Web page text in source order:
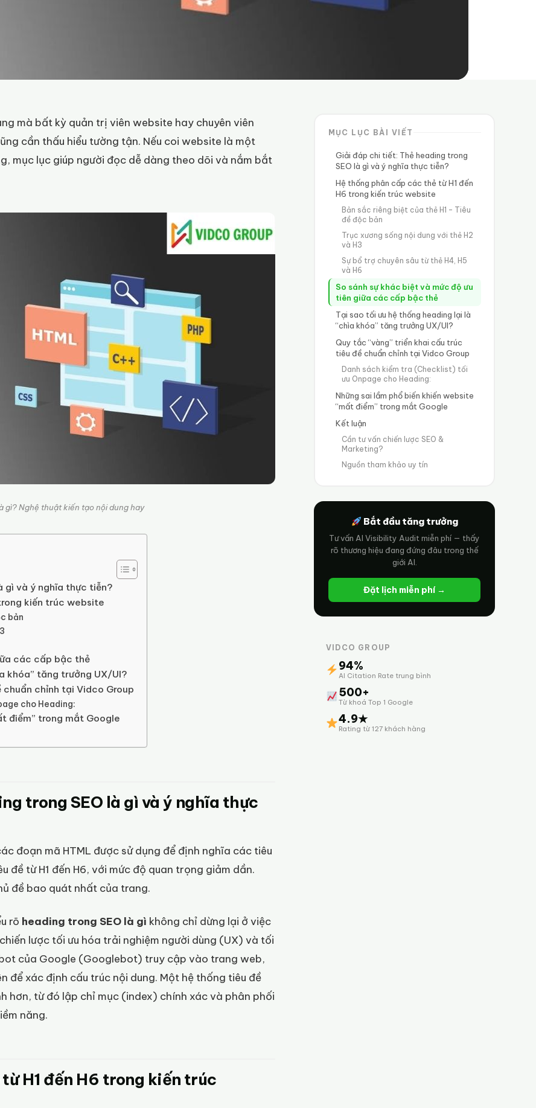
mà bất kỳ quản trị viên website hay chuyên viên
cần thấu hiểu tường tận. Nếu coi website là một
mục lục giúp người đọc dễ dàng theo dõi và nắm bắt
gì? Nghệ thuật kiến tạo nội dung hay
gì và ý nghĩa thực tiễn?
kiến trúc website
bản
các cấp bậc thẻ
khóa” tăng trưởng UX/UI?
chỉnh tại Vidco Group
cho Heading:
điểm” trong mắt Google
trong SEO là gì và ý nghĩa thực
đoạn mã HTML được sử dụng để định nghĩa các tiêu
đề từ H1 đến H6, với mức độ quan trọng giảm dần.
đề bao quát nhất của trang.
rõ heading trong SEO là gì không chỉ dừng lại ở việc
lược tối ưu hóa trải nghiệm người dùng (UX) và tối
của Google (Googlebot) truy cập vào trang web,
để xác định cấu trúc nội dung. Một hệ thống tiêu đề
hơn, từ đó lập chỉ mục (index) chính xác và phân phối
năng.
H1 đến H6 trong kiến trúc
MỤC LỤC BÀI VIẾT
Giải đáp chi tiết: Thẻ heading trong
SEO là gì và ý nghĩa thực tiễn?
Hệ thống phân cấp các thẻ từ H1 đến
H6 trong kiến trúc website
Bản sắc riêng biệt của thẻ H1 – Tiêu
đề độc bản
Trục xương sống nội dung với thẻ H2
và H3
Sự bổ trợ chuyên sâu từ thẻ H4, H5
và H6
So sánh sự khác biệt và mức độ ưu
tiên giữa các cấp bậc thẻ
Tại sao tối ưu hệ thống heading lại là
“chìa khóa” tăng trưởng UX/UI?
Quy tắc “vàng” triển khai cấu trúc
tiêu đề chuẩn chỉnh tại Vidco Group
Danh sách kiểm tra (Checklist) tối
ưu Onpage cho Heading:
Những sai lầm phổ biến khiến website
“mất điểm” trong mắt Google
Kết luận
Cần tư vấn chiến lược SEO &
Marketing?
Nguồn tham khảo uy tín
Bắt đầu tăng trưởng
Tư vấn AI Visibility Audit miễn phí — thấy
rõ thương hiệu đang đứng đâu trong thế
giới AI.
Đặt lịch miễn phí →
VIDCO GROUP
94%
AI Citation Rate trung bình
500+
Từ khoá Top 1 Google
4.9★
Rating từ 127 khách hàng